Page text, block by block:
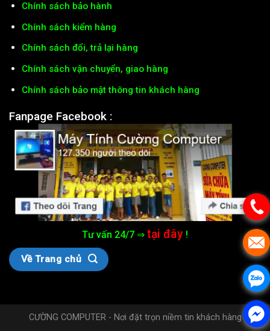
Chính sách bảo hành
Chính sách kiểm hàng
Chính sách đổi, trả lại hàng
Chính sách vận chuyển, giao hàng
Chính sách bảo mật thông tin khách hàng
Fanpage Facebook :
Tư vấn 24/7 ⇒ tại đây !
Về Trang chủ
CƯỜNG COMPUTER - Nơi đặt trọn niềm tin khách hàng